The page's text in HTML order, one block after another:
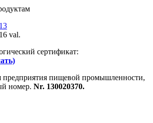
val.
сертификат:
пищевой промышленности,
номер. Nr. 130020370.